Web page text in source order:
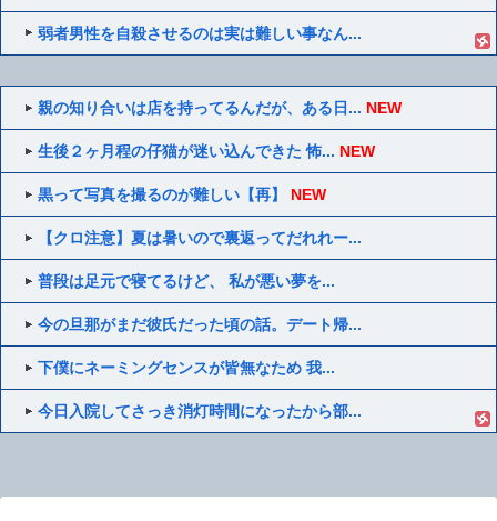
弱者男性を自殺させるのは実は難しい事なん...
親の知り合いは店を持ってるんだが、ある日... NEW
生後２ヶ月程の仔猫が迷い込んできた 怖... NEW
黒って写真を撮るのが難しい【再】 NEW
【クロ注意】夏は暑いので裏返ってだれれー...
普段は足元で寝てるけど、 私が悪い夢を...
今の旦那がまだ彼氏だった頃の話。デート帰...
下僕にネーミングセンスが皆無なため 我...
今日入院してさっき消灯時間になったから部...